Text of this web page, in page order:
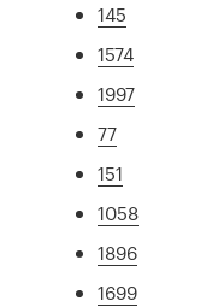
145
1574
1997
77
151
1058
1896
1699